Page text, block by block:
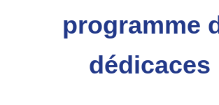
programme
dédicaces